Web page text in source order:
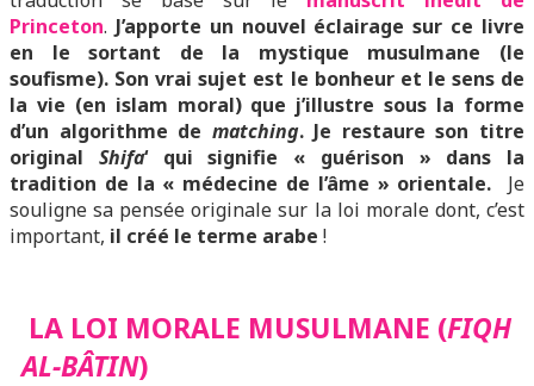
Princeton. J’apporte un nouvel éclairage sur ce livre
en le sortant de la mystique musulmane (le
soufisme). Son vrai sujet est le bonheur et le sens de
la vie (en islam moral) que j’illustre sous la forme
d’un algorithme de matching. Je restaure son titre
original Shifa‘ qui signifie « guérison » dans la
tradition de la « médecine de l’âme » orientale.
Je
souligne sa pensée originale sur la loi morale dont, c’est
important, il créé le terme arabe !
LA LOI MORALE MUSULMANE (FIQH
AL-BÂTIN)